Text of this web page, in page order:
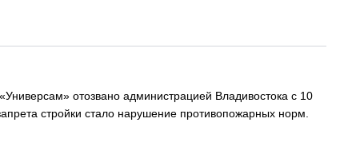
отозвано администрацией Владивостока с 10
стройки стало нарушение противопожарных норм.